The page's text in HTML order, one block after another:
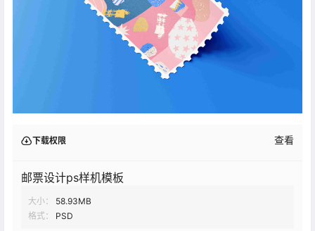
下载权限 查看
邮票设计ps样机模板
大小：
58.93MB
格式：
PSD